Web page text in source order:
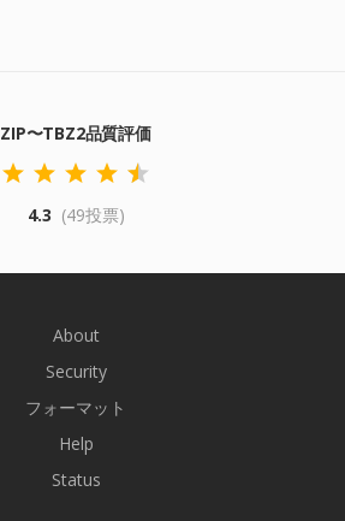
ZIP〜TBZ2品質評価
4.3 (49投票)
About
Security
フォーマット
Help
Status